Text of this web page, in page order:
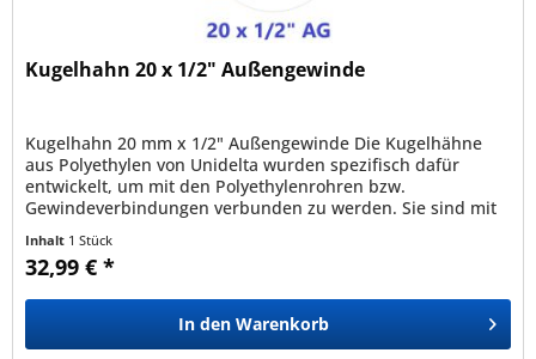
Kugelhahn 20 x 1/2" Außengewinde
Kugelhahn 20 mm x 1/2" Außengewinde Die Kugelhähne
aus Polyethylen von Unidelta wurden spezifisch dafür
entwickelt, um mit den Polyethylenrohren bzw.
Gewindeverbindungen verbunden zu werden. Sie sind mit
Inhalt 1 Stück
32,99 € *
In den Warenkorb